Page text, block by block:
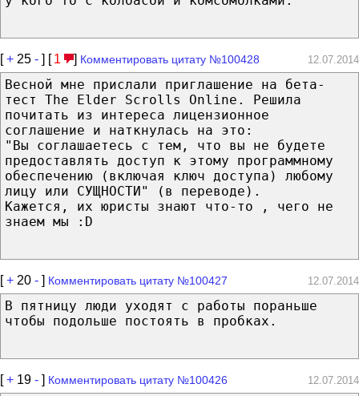
[+ 25 - ] [ 1 ] Комментировать цитату №100428 12.07.2014
Весной мне прислали приглашение на бета-
тест The Elder Scrolls Online. Решила
почитать из интереса лицензионное
соглашение и наткнулась на это:
"Вы соглашаетесь с тем, что вы не будете
предоставлять доступ к этому программному
обеспечению (включая ключ доступа) любому
лицу или СУЩНОСТИ" (в переводе).
Кажется, их юристы знают что-то , чего не
знаем мы :D
[+ 20 - ] Комментировать цитату №100427 12.07.2014
В пятницу люди уходят с работы пораньше
чтобы подольше постоять в пробках.
[+ 19 - ] Комментировать цитату №100426 12.07.2014